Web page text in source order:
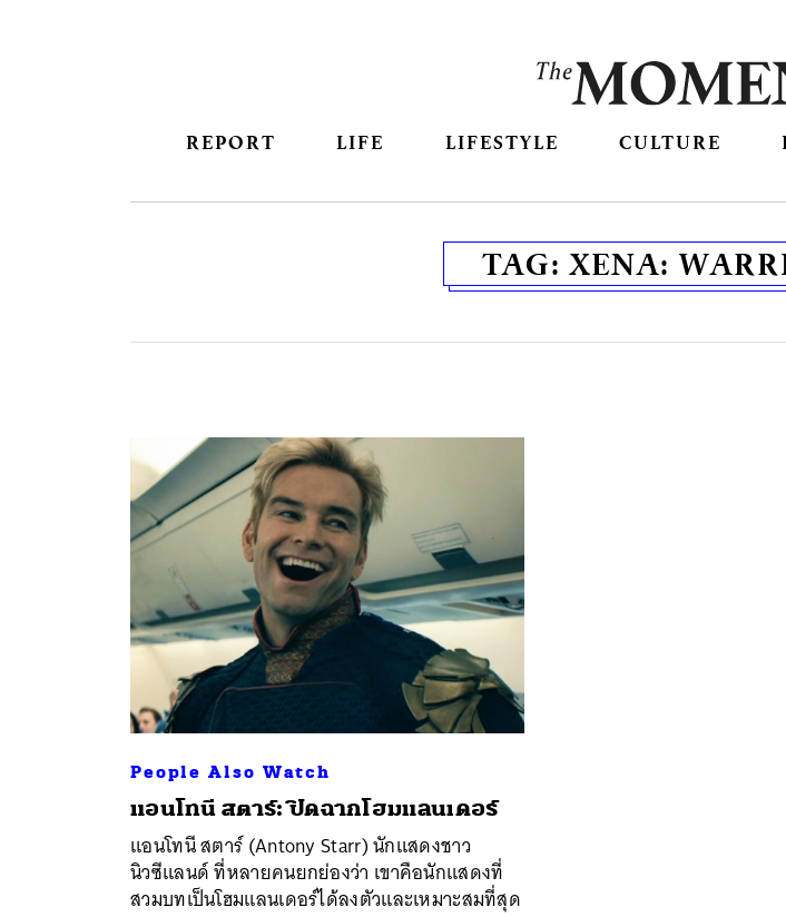
REPORT LIFE LIFESTYLE CULTURE
TAG:XENA:
People Also Watch
แอนโทนี สตาร์: ปิดฉากโฮมแลนเดอร์
แอนโทนี สตาร์ (Antony Starr) นักแสดงชาว
นิวซีแลนด์ ที่หลายคนยกย่องว่า เขาคือนักแสดงที่
สวมบทเป็นโฮมแลนเดอร์ได้ลงตัวและเหมาะสมที่สุด